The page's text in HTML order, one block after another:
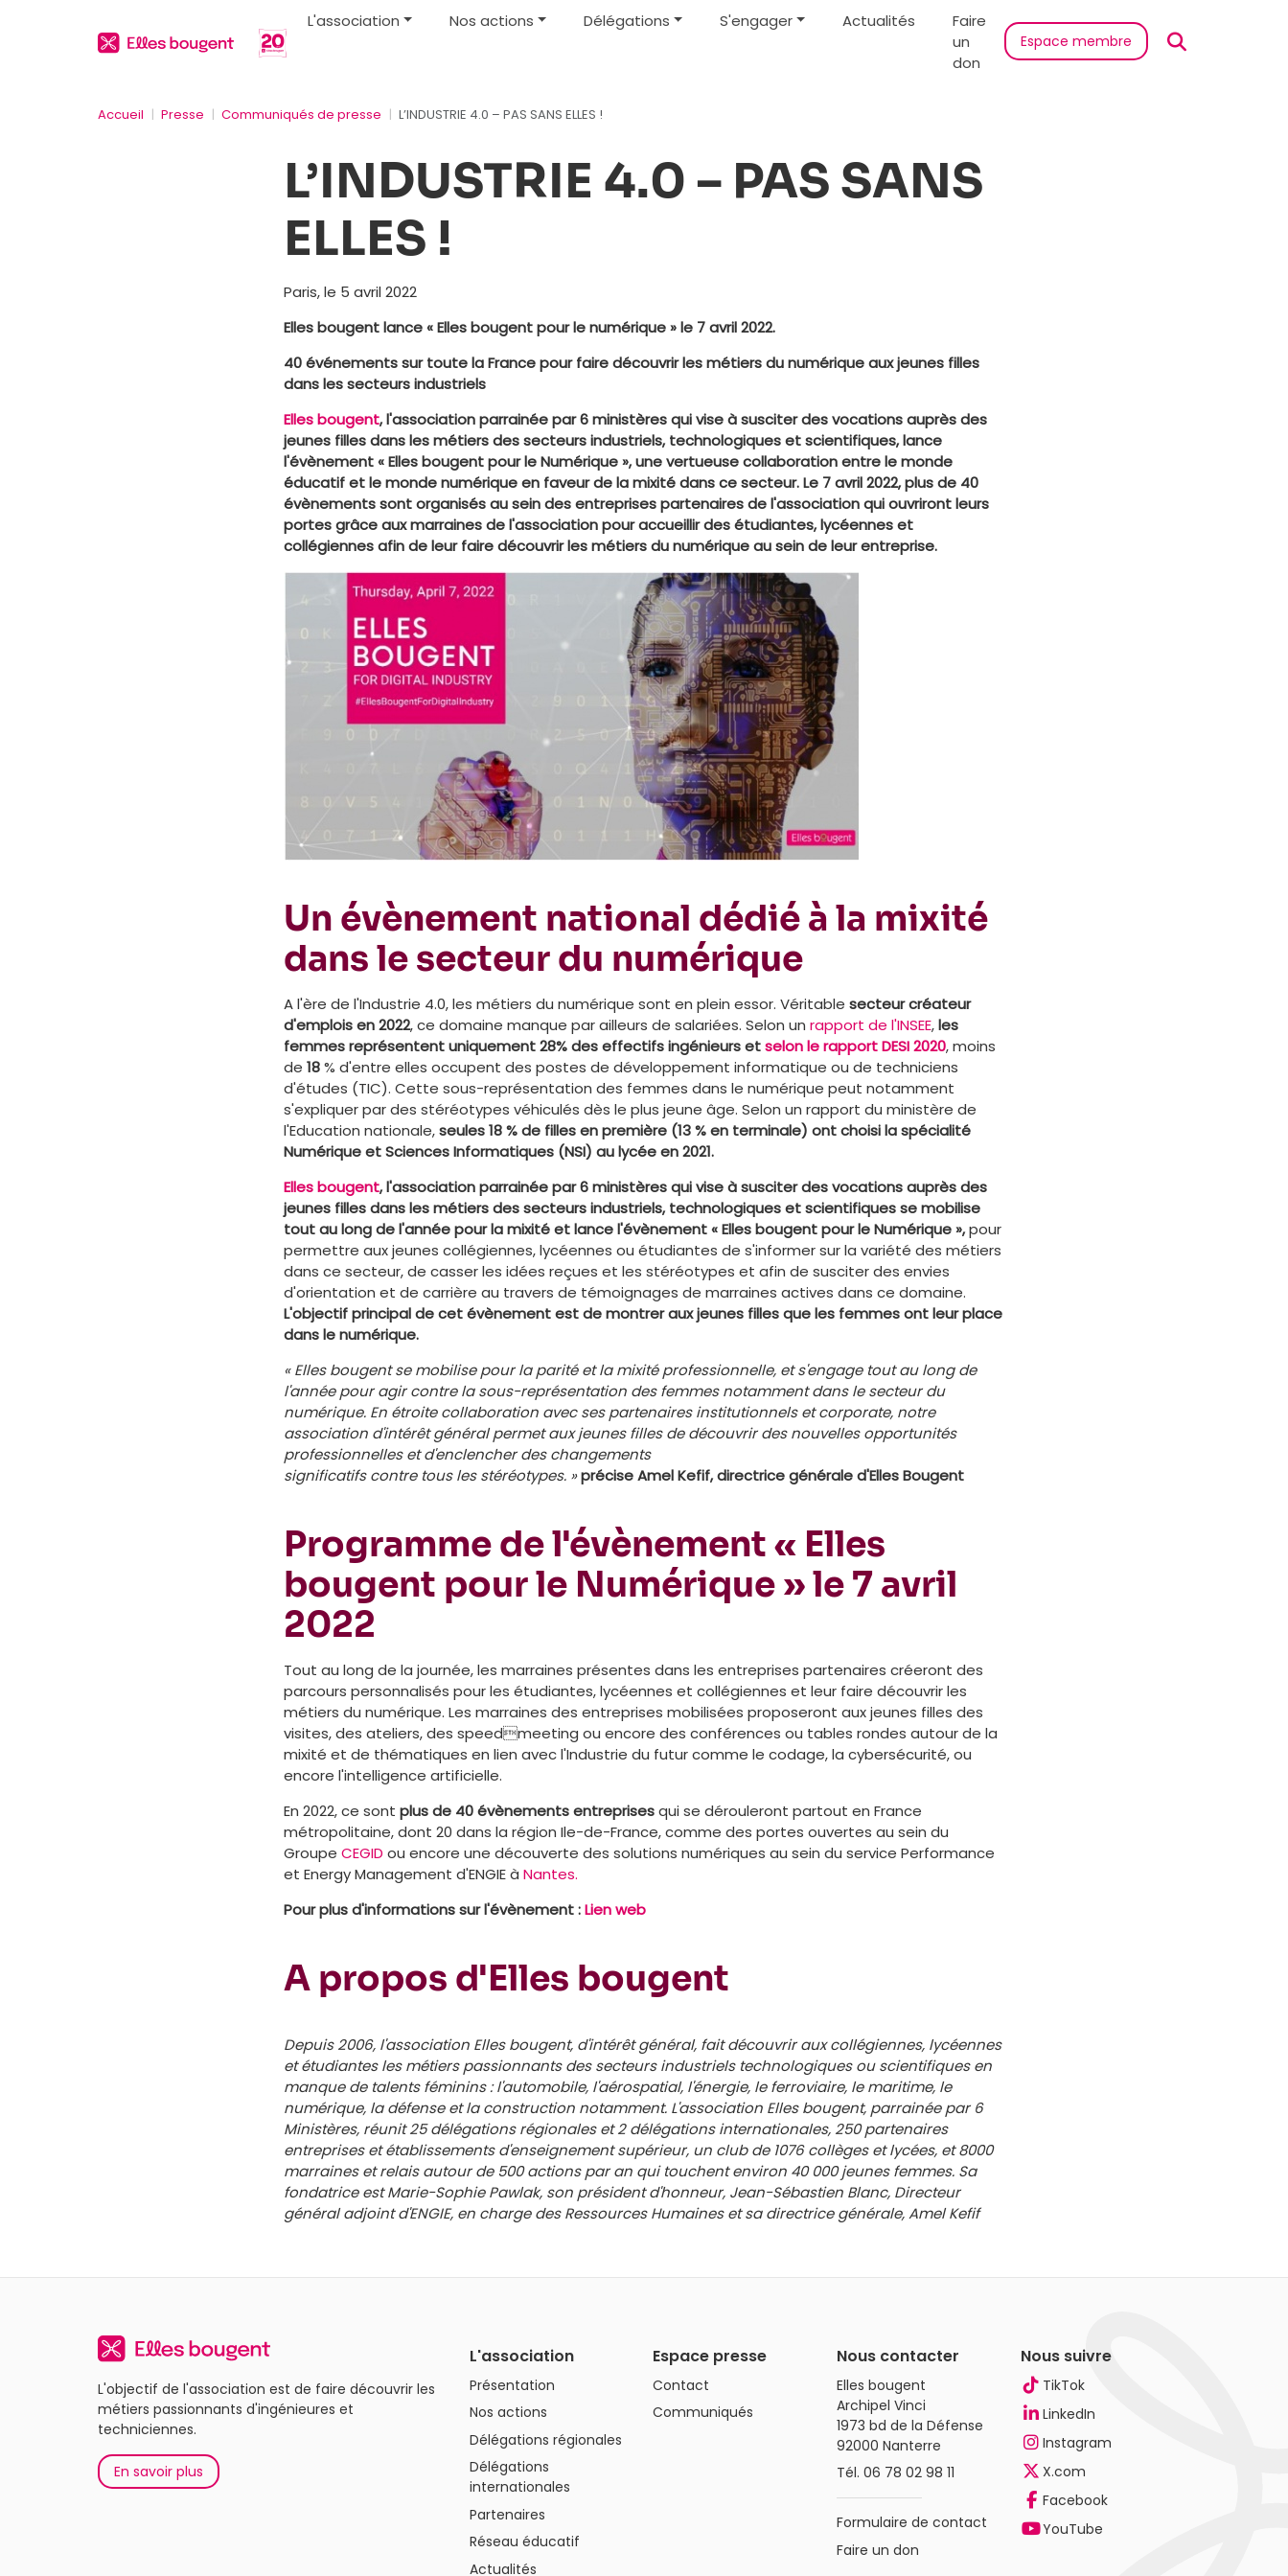
L'association Nos actions Délégations S'engager Actualités
Faire
un
don
Espace membre
Accueil Presse Communiqués de presse L’INDUSTRIE 4.0 – PAS SANS ELLES !
L’INDUSTRIE 4.0 – PAS SANS
ELLES !
Paris, le 5 avril 2022
Elles bougent lance « Elles bougent pour le numérique » le 7 avril 2022.
40 événements sur toute la France pour faire découvrir les métiers du numérique aux jeunes filles
dans les secteurs industriels
Elles bougent, l'association parrainée par 6 ministères qui vise à susciter des vocations auprès des
jeunes filles dans les métiers des secteurs industriels, technologiques et scientifiques, lance
l'évènement « Elles bougent pour le Numérique », une vertueuse collaboration entre le monde
éducatif et le monde numérique en faveur de la mixité dans ce secteur. Le 7 avril 2022, plus de 40
évènements sont organisés au sein des entreprises partenaires de l'association qui ouvriront leurs
portes grâce aux marraines de l'association pour accueillir des étudiantes, lycéennes et
collégiennes afin de leur faire découvrir les métiers du numérique au sein de leur entreprise.
Un évènement national dédié à la mixité
dans le secteur du numérique
A l'ère de l'Industrie 4.0, les métiers du numérique sont en plein essor. Véritable secteur créateur
d'emplois en 2022, ce domaine manque par ailleurs de salariées. Selon un rapport de l'INSEE,les
femmes représentent uniquement 28% des effectifs ingénieurs etselon le rapport DESI 2020, moins
de 18% d'entre elles occupent des postes de développement informatique ou de techniciens
d'études (TIC). Cette sous-représentation des femmes dans le numérique peut notamment
s'expliquer par des stéréotypes véhiculés dès le plus jeune âge. Selon un rapport du ministère de
l'Education nationale,seules 18 % de filles en première (13 % en terminale) ont choisi la spécialité
Numérique et Sciences Informatiques (NSI) au lycée en 2021.
Elles bougent, l'association parrainée par 6 ministères qui vise à susciter des vocations auprès des
jeunes filles dans les métiers des secteurs industriels, technologiques et scientifiques se mobilise
tout au long de l'année pour la mixité et lance l'évènement « Elles bougent pour le Numérique »,pour
permettre aux jeunes collégiennes, lycéennes ou étudiantes de s'informer sur la variété des métiers
dans ce secteur, de casser les idées reçues et les stéréotypes et afin de susciter des envies
d'orientation et de carrière au travers de témoignages de marraines actives dans ce domaine.
L'objectif principal de cet évènement est de montrer aux jeunes filles que les femmes ont leur place
dans le numérique.
« Elles bougent se mobilise pour la parité et la mixité professionnelle, et s'engage tout au long de
l'année pour agir contre la sous-représentation des femmes notamment dans le secteur du
numérique. En étroite collaboration avec ses partenaires institutionnels et corporate, notre
association d'intérêt général permet aux jeunes filles de découvrir des nouvelles opportunités
professionnelles et d'enclencher des changements
significatifs contre tous les stéréotypes. »précise Amel Kefif, directrice générale d'Elles Bougent
Programme de l'évènement « Elles
bougent pour le Numérique » le 7 avril
2022
Tout au long de la journée, les marraines présentes dans les entreprises partenaires créeront des
parcours personnalisés pour les étudiantes, lycéennes et collégiennes et leur faire découvrir les
métiers du numérique. Les marraines des entreprises mobilisées proposeront aux jeunes filles des
visites, des ateliers, des speedmeeting ou encore des conférences ou tables rondes autour de la
mixité et de thématiques en lien avec l'Industrie du futur comme le codage, la cybersécurité, ou
encore l'intelligence artificielle.
En 2022, ce sont plus de 40 évènements entreprisesqui se dérouleront partout en France
métropolitaine, dont 20 dans la région Ile-de-France, comme des portes ouvertes au sein du
Groupe CEGID ou encore une découverte des solutions numériques au sein du service Performance
et Energy Management d'ENGIE à Nantes.
Pour plus d'informations sur l'évènement :Lien web
A propos d'Elles bougent
Depuis 2006, l'association Elles bougent, d'intérêt général, fait découvrir aux collégiennes, lycéennes
et étudiantes les métiers passionnants dessecteurs industriels technologiques ou scientifiques en
manque de talents féminins : l'automobile, l'aérospatial, l'énergie, le ferroviaire, le maritime, le
numérique, la défense et la construction notamment. L'association Elles bougent, parrainée par 6
Ministères, réunit 25 délégations régionales et 2délégations internationales, 250 partenaires
entreprises et établissements d'enseignement supérieur, un club de 1076 collèges et lycées, et 8000
marraines et relais autour de 500 actions par an qui touchent environ 40 000 jeunes femmes. Sa
fondatrice est Marie-Sophie Pawlak, son présidentd'honneur, Jean-Sébastien Blanc, Directeur
général adjoint d'ENGIE, en charge des Ressources Humaines et sa directrice générale, Amel Kefif
L'objectif de l'association est de faire découvrir les
métiers passionnants d'ingénieures et
techniciennes.
En savoir plus
L'association
Présentation
Nos actions
Délégations régionales
Délégations
internationales
Partenaires
Réseau éducatif
Actualités
Espace presse
Contact
Communiqués
Nous contacter
Elles bougent
Archipel Vinci
1973 bd de la Défense
92000 Nanterre
Tél.06 78 02 98 11
Formulaire de contact
Faire un don
Nous suivre
TikTok
LinkedIn
Instagram
X.com
Facebook
YouTube